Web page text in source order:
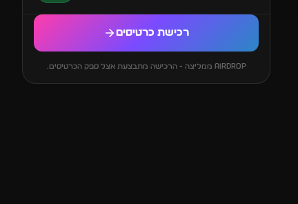
רכישת כרטיסים
AIRDROP ממליצה - הרכישה מתבצעת אצל ספק הכרטיסים.